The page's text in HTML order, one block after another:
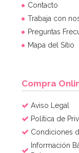
Set de 4 Moldes
Contacto
Trabaja con
Preguntas
Mapa del Sitio
Compra
Aviso Legal
Política de
Condiciones
Información